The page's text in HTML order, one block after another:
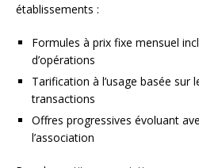
établissements :
Formules à prix fixe mensuel
d’opérations
Tarification à l’usage basée sur
transactions
Offres progressives évoluant
l’association